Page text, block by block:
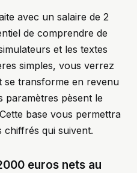
avec un salaire de 2
de comprendre de
et les textes
simples, vous verrez
se transforme en revenu
paramètres pèsent le
base vous permettra
chiffrés qui suivent.
euros nets au